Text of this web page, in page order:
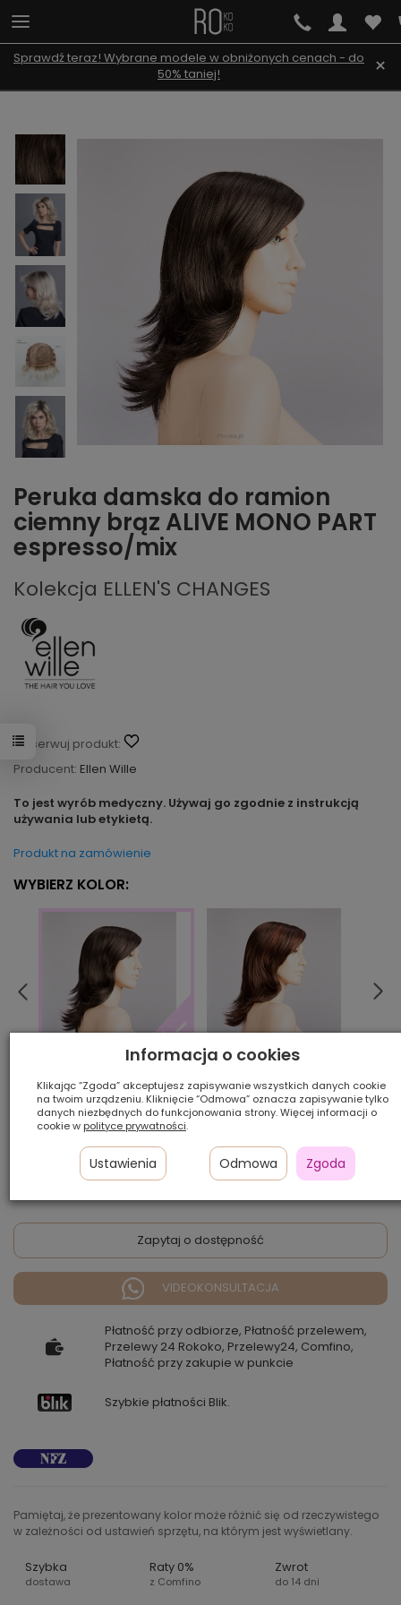
Sprawdź teraz! Wybrane modele w obniżonych cenach - do
50% taniej!
×
Peruka damska do ramion
ciemny brąz ALIVE MONO PART
espresso/mix
Kolekcja ELLEN'S CHANGES
Obserwuj produkt:
Producent: Ellen Wille
To jest wyrób medyczny. Używaj go zgodnie z instrukcją
używania lub etykietą.
Produkt na zamówienie
WYBIERZ KOLOR:
auburn/rooted
Ilość szt.:
1 050,00 zł
Zapytaj o dostępność
VIDEOKONSULTACJA
Płatność przy odbiorze, Płatność przelewem,
Przelewy 24 Rokoko, Przelewy24, Comfino,
Płatność przy zakupie w punkcie
Szybkie płatności Blik.
Pamiętaj, że prezentowany kolor może różnić się od rzeczywistego
w zależności od ustawień sprzętu, na którym jest wyświetlany.
Szybka
dostawa
Raty 0%
z Comfino
Zwrot
do 14 dni
Informacja o cookies
Klikając “Zgoda” akceptujesz zapisywanie wszystkich danych cookie
na twoim urządzeniu. Kliknięcie “Odmowa” oznacza zapisywanie tylko
danych niezbędnych do funkcjonowania strony. Więcej informacji o
cookie w polityce prywatności.
Ustawienia Odmowa Zgoda